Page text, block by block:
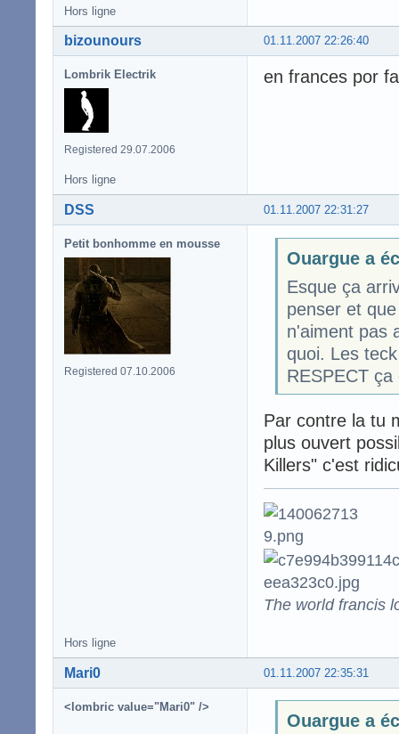
Hors ligne
01.11.2007 22:26:40
bizounours
Lombrik Electrik
Registered 29.07.2006
en frances por
Hors ligne
01.11.2007 22:31:27
DSS
Petit bonhomme en mousse
Registered 07.10.2006
Ouargue a
Esque ça
penser et
n'aiment pas
quoi. Les
RESPECT ça
Par contre la tu
plus ouvert
Killers" c'est
The world francis
Hors ligne
01.11.2007 22:35:31
Mari0
<lombric value="Mari0" />
Ouargue a